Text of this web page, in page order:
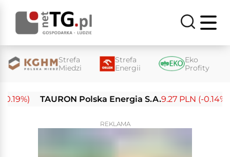
Strefa
Miedzi
Strefa
Energii
Eko
Profity
TAURON Polska Energia S.A.9.27 PLN (-0.14%)
REKLAMA